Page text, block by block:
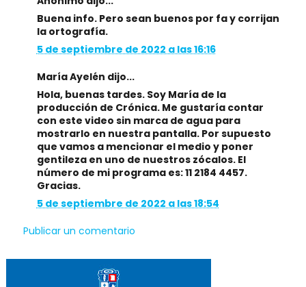
Buena info. Pero sean buenos por fa y corrijan
la ortografía.
5 de septiembre de 2022 a las 16:16
María Ayelén dijo...
Hola, buenas tardes. Soy María de la
producción de Crónica. Me gustaría contar
con este video sin marca de agua para
mostrarlo en nuestra pantalla. Por supuesto
que vamos a mencionar el medio y poner
gentileza en uno de nuestros zócalos. El
número de mi programa es: 11 2184 4457.
Gracias.
5 de septiembre de 2022 a las 18:54
Publicar un comentario